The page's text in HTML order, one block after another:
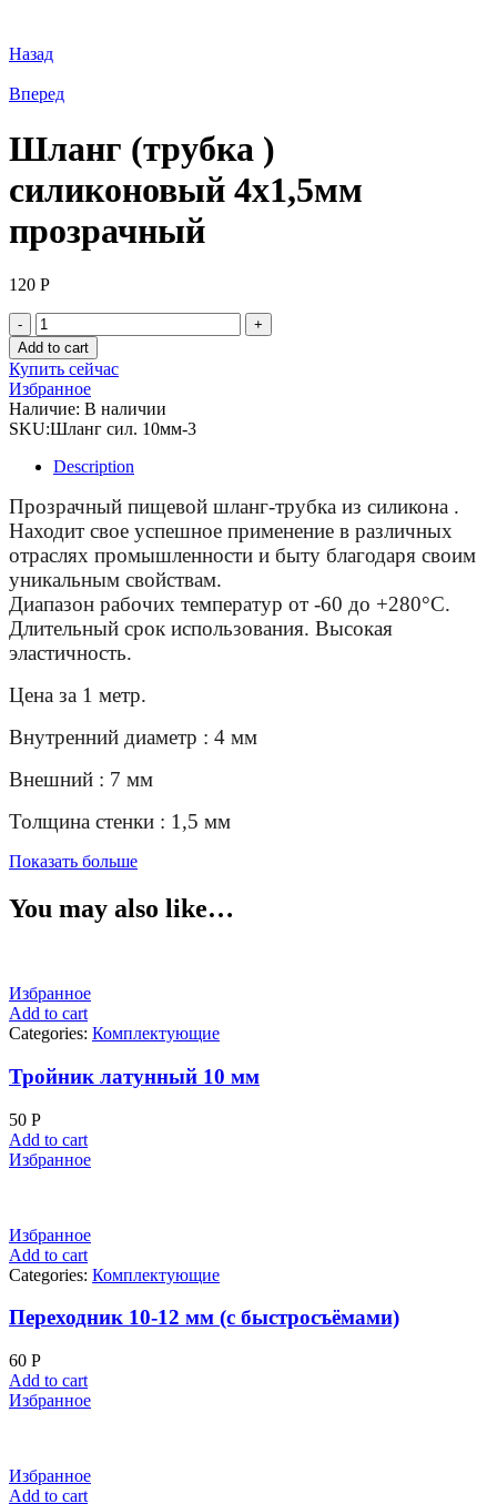
Назад
Вперед
Шланг (трубка )
силиконовый 4х1,5мм
прозрачный
120 Р
Шланг
(трубка
)
силиконовый
4х1,5мм
прозрачный
quantity
Add to cart
Купить сейчас
Избранное
Наличие: В наличии
SKU:Шланг сил. 10мм-3
Description
Прозрачный пищевой шланг-трубка из силикона .
Находит свое успешное применение в различных
отраслях промышленности и быту благодаря своим
уникальным свойствам.
Диапазон рабочих температур от -60 до +280°С.
Длительный срок использования. Высокая
эластичность.
Цена за 1 метр.
Внутренний диаметр : 4 мм
Внешний : 7 мм
Толщина стенки : 1,5 мм
Показать больше
You may also like…
Избранное
Add to cart
Categories: Комплектующие
Тройник латунный 10 мм
50 Р
Add to cart
Избранное
Избранное
Add to cart
Categories: Комплектующие
Переходник 10-12 мм (с быстросъёмами)
60 Р
Add to cart
Избранное
Избранное
Add to cart